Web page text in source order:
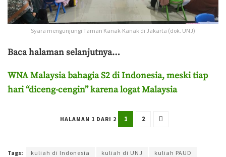
Syara mengunjungi Taman Kanak-Kanak di Jakarta (dok. UNJ)
Baca halaman selanjutnya…
WNA Malaysia bahagia S2 di Indonesia, meski tiap
hari “diceng-cengin” karena logat Malaysia
HALAMAN 1 DARI 2 1 2
Tags: kuliah di Indonesia kuliah di UNJ
kuliah PAUD